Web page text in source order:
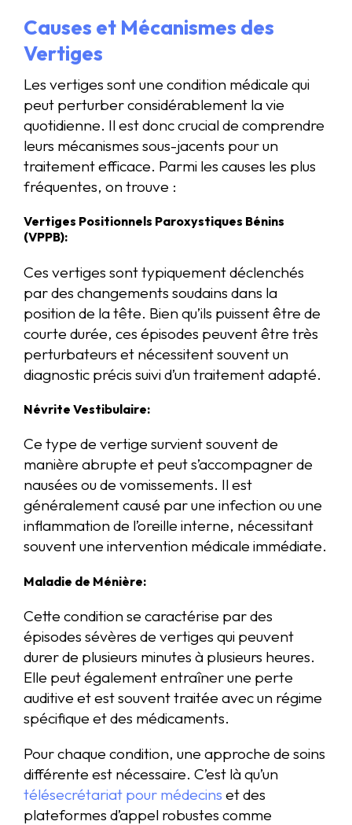
Causes et Mécanismes des
Vertiges
Les vertiges sont une condition médicale qui
peut perturber considérablement la vie
quotidienne. Il est donc crucial de comprendre
leurs mécanismes sous-jacents pour un
traitement efficace. Parmi les causes les plus
fréquentes, on trouve :
Vertiges Positionnels Paroxystiques Bénins
(VPPB):
Ces vertiges sont typiquement déclenchés
par des changements soudains dans la
position de la tête. Bien qu’ils puissent être de
courte durée, ces épisodes peuvent être très
perturbateurs et nécessitent souvent un
diagnostic précis suivi d’un traitement adapté.
Névrite Vestibulaire:
Ce type de vertige survient souvent de
manière abrupte et peut s’accompagner de
nausées ou de vomissements. Il est
généralement causé par une infection ou une
inflammation de l’oreille interne, nécessitant
souvent une intervention médicale immédiate.
Maladie de Ménière:
Cette condition se caractérise par des
épisodes sévères de vertiges qui peuvent
durer de plusieurs minutes à plusieurs heures.
Elle peut également entraîner une perte
auditive et est souvent traitée avec un régime
spécifique et des médicaments.
Pour chaque condition, une approche de soins
différente est nécessaire. C’est là qu’un
télésecrétariat pour médecins et des
plateformes d’appel robustes comme